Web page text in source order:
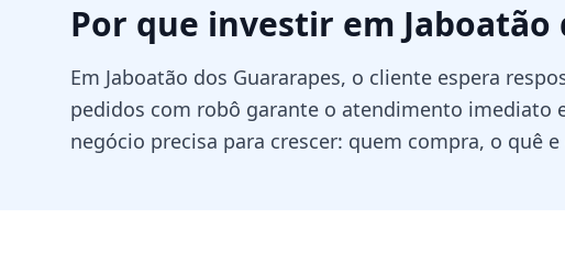
Por que investir em Jaboatão
Em Jaboatão dos Guararapes, o cliente espera
pedidos com robô garante o atendimento imediato
negócio precisa para crescer: quem compra, o quê